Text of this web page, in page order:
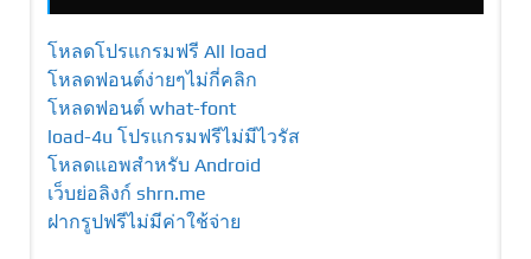
โหลดโปรแกรมฟรี All load
โหลดฟอนต์ง่ายๆไม่กี่คลิก
โหลดฟอนต์ what-font
load-4u โปรแกรมฟรีไม่มีไวรัส
โหลดแอพสำหรับ Android
เว็บย่อลิงก์ shrn.me
ฝากรูปฟรีไม่มีค่าใช้จ่าย